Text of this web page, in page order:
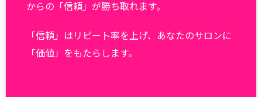
からの「信頼」が勝ち取れます。
「信頼」はリピート率を上げ、あなたのサロンに
「価値」をもたらします。